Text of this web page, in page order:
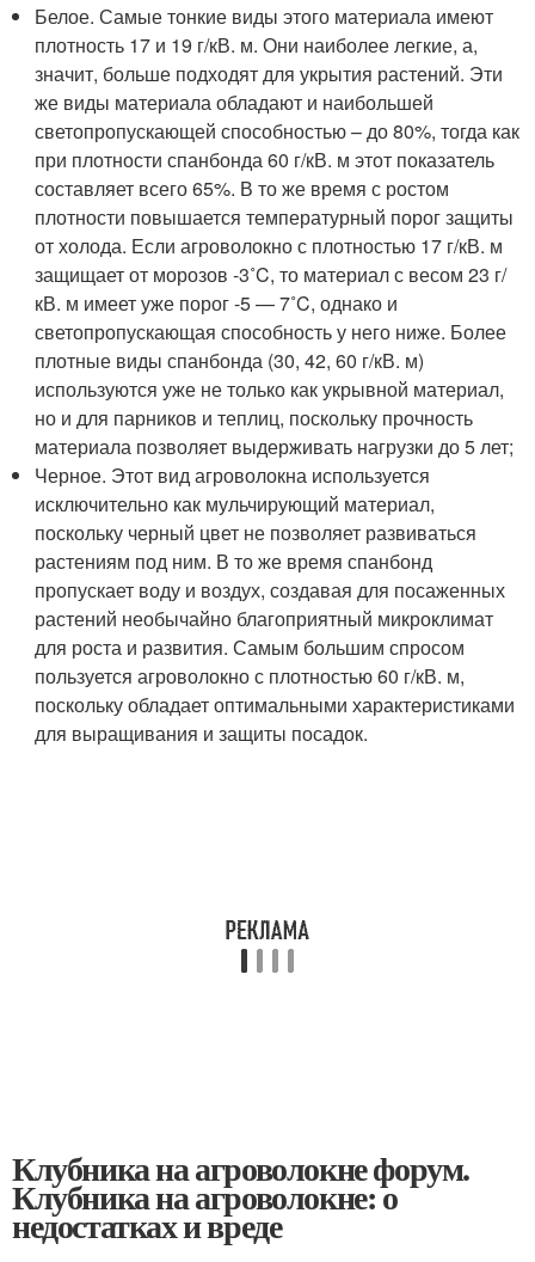
Белое. Самые тонкие виды этого материала имеют
плотность 17 и 19 г/кВ. м. Они наиболее легкие, а,
значит, больше подходят для укрытия растений. Эти
же виды материала обладают и наибольшей
светопропускающей способностью – до 80%, тогда как
при плотности спанбонда 60 г/кВ. м этот показатель
составляет всего 65%. В то же время с ростом
плотности повышается температурный порог защиты
от холода. Если агроволокно с плотностью 17 г/кВ. м
защищает от морозов -3˚C, то материал с весом 23 г/
кВ. м имеет уже порог -5 — 7˚C, однако и
светопропускающая способность у него ниже. Более
плотные виды спанбонда (30, 42, 60 г/кВ. м)
используются уже не только как укрывной материал,
но и для парников и теплиц, поскольку прочность
материала позволяет выдерживать нагрузки до 5 лет;
Черное. Этот вид агроволокна используется
исключительно как мульчирующий материал,
поскольку черный цвет не позволяет развиваться
растениям под ним. В то же время спанбонд
пропускает воду и воздух, создавая для посаженных
растений необычайно благоприятный микроклимат
для роста и развития. Самым большим спросом
пользуется агроволокно с плотностью 60 г/кВ. м,
поскольку обладает оптимальными характеристиками
для выращивания и защиты посадок.
Клубника на агроволокне форум.
Клубника на агроволокне: о
недостатках и вреде